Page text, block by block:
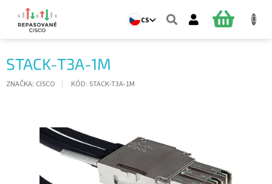
obsah
CS
NÁKUPNÍ
STACK-T3A-1M
ZNAČKA: CISCO KÓD: STACK-T3A-1M